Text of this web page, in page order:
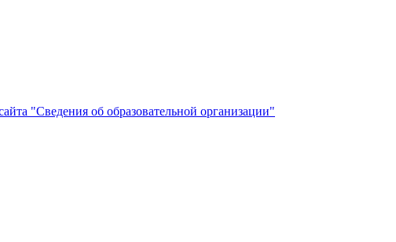
"Сведения об образовательной организации"